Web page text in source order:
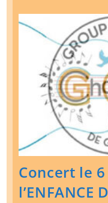
Concert le
l’ENFANCE